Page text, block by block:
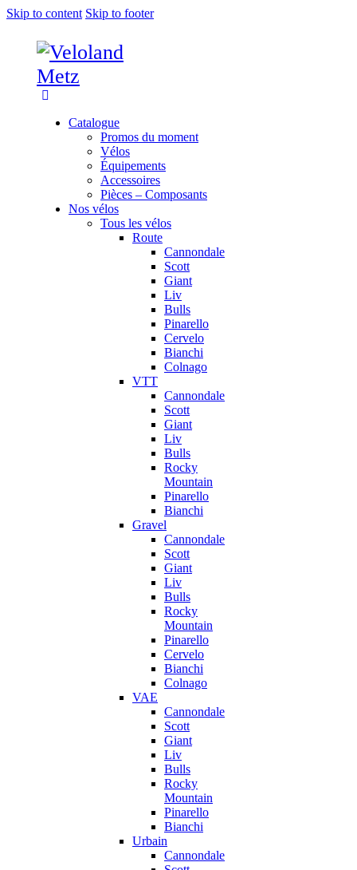
Skip to content Skip to footer
Catalogue
Promos du moment
Vélos
Équipements
Accessoires
Pièces – Composants
Nos vélos
Tous les vélos
Route
Cannondale
Scott
Giant
Liv
Bulls
Pinarello
Cervelo
Bianchi
Colnago
VTT
Cannondale
Scott
Giant
Liv
Bulls
Rocky
Mountain
Pinarello
Bianchi
Gravel
Cannondale
Scott
Giant
Liv
Bulls
Rocky
Mountain
Pinarello
Cervelo
Bianchi
Colnago
VAE
Cannondale
Scott
Giant
Liv
Bulls
Rocky
Mountain
Pinarello
Bianchi
Urbain
Cannondale